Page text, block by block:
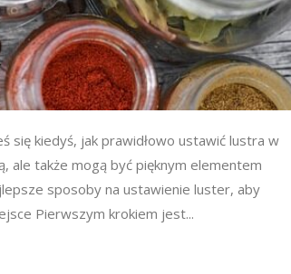
się kiedyś, jak prawidłowo ustawić lustra w
ale także mogą być pięknym elementem
sposoby na ustawienie luster, aby
Pierwszym krokiem jest...